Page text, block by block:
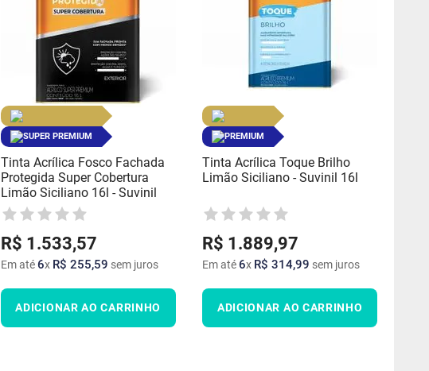
SUPER PREMIUM
Tinta Acrílica Fosco Fachada
Protegida Super Cobertura
Limão Siciliano 16l - Suvinil
R$ 1 .533,57
Em até6x R$ 255,59 sem juros
ADICIONAR AO CARRINHO
PREMIUM
Tinta Acrílica Toque Brilho
Limão Siciliano - Suvinil 16l
R$ 1 .889,97
Em até6x R$ 314,99 sem juros
ADICIONAR AO CARRINHO